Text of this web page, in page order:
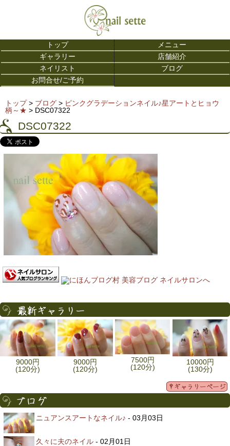
トップ
メニュー
ギャラリー
店舗紹介
ネイリスト
ブログ
お問合せ/ご予約
トップ> ブログ > ピンクグラデーションネイル♪星アートとヒョウ
柄～★ > DSC07322
DSC07322
9000円
(120分)
9000円
(120分)
7500円
(120分)
10000円
(130分)
ニュアンスアートなネイル♪ - 03月03日
久々に夫のネイル - 02月01日